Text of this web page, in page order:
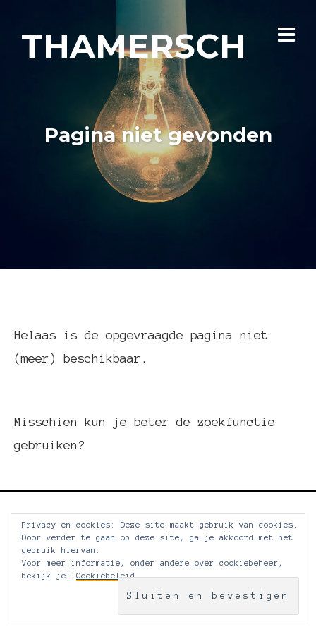
THAMERSCH
Pagina niet gevonden
Helaas is de opgevraagde pagina niet
(meer) beschikbaar.
Misschien kun je beter de zoekfunctie
gebruiken?
Privacy en cookies: Deze site maakt gebruik van cookies.
Door verder te gaan op deze site, ga je akkoord met het
gebruik hiervan.
Voor meer informatie, onder andere over cookiebeheer,
bekijk je: Cookiebeleid